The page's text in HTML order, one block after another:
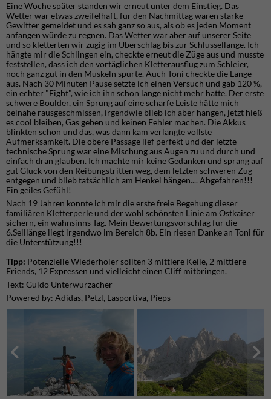
Eine Woche später standen wir erneut unter dem Einstieg. Das
Wetter war etwas zweifelhaft, für den Nachmittag waren starke
Gewitter gemeldet und es sah ganz so aus, als ob es jeden Moment
anfangen würde zu regnen. Das Wetter war aber auf unserer Seite
und so kletterten wir zügig im Überschlag bis zur Schlüssellänge. Ich
hängte mir die Schlingen ein, checkte erneut die Züge aus und musste
feststellen, dass ich den vortäglichen Kletterausflug zum Schleier,
noch ganz gut in den Muskeln spürte. Auch Toni checkte die Länge
aus. Nach 30 Minuten Pause setzte ich einen Versuch und gab 120 %,
ein echter "Fight", wie ich ihn schon lange nicht mehr hatte. Der erste
schwere Boulder, ein Sprung auf eine scharfe Leiste hätte mich
beinahe rausgeschmissen, irgendwie blieb ich aber hängen, jetzt hieß
es cool bleiben, Gas geben und keinen Fehler machen. Die Akkus
blinkten schon und das, was dann kam verlangte vollste
Aufmerksamkeit. Die obere Passage lief perfekt und der letzte
technische Sprung war eine Mischung aus Augen zu und durch und
einfach dran glauben. Ich machte mir keine Gedanken und sprang auf
gut Glück von den Reibungstritten weg, dem letzten schweren Zug
entgegen und blieb tatsächlich am Henkel hängen.... Abgefahren!!!
Ein geiles Gefühl!
Nach 19 Jahren konnte ich mir die erste freie Begehung dieser
familiären Kletterperle und der wohl schönsten Linie am Ostkaiser
sichern, ein wahnsinns Tag. Mein Bewertungsvorschlag für die
6.Seillänge liegt irgendwo im Bereich 8b. Ein riesen Danke an Toni für
die Unterstützung!!!
Tipp: Potenzielle Wiederholer sollten 3 mittlere Keile, 2 mittlere
Friends, 12 Expressen und vielleicht einen Cliff mitbringen.
Text: Guido Unterwurzacher
Powered by: Adidas, Petzl, Lasportiva, Pieps